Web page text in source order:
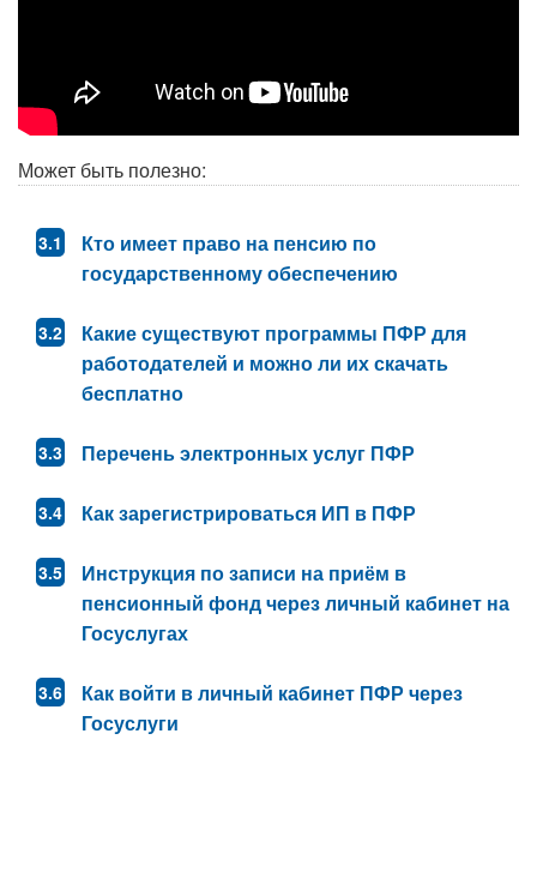
Может быть полезно:
Кто имеет право на пенсию по
государственному обеспечению
Какие существуют программы ПФР для
работодателей и можно ли их скачать
бесплатно
Перечень электронных услуг ПФР
Как зарегистрироваться ИП в ПФР
Инструкция по записи на приём в
пенсионный фонд через личный кабинет на
Госуслугах
Как войти в личный кабинет ПФР через
Госуслуги